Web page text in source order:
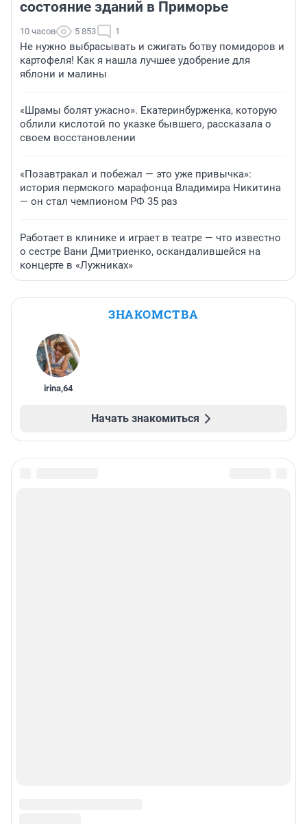
состояние зданий в Приморье
10 часов 5 853 1
Не нужно выбрасывать и сжигать ботву помидоров и
картофеля! Как я нашла лучшее удобрение для
яблони и малины
«Шрамы болят ужасно». Екатеринбурженка, которую
облили кислотой по указке бывшего, рассказала о
своем восстановлении
«Позавтракал и побежал — это уже привычка»:
история пермского марафонца Владимира Никитина
— он стал чемпионом РФ 35 раз
Работает в клинике и играет в театре — что известно
о сестре Вани Дмитриенко, оскандалившейся на
концерте в «Лужниках»
ЗНАКОМСТВА
irina,64
Начать знакомиться